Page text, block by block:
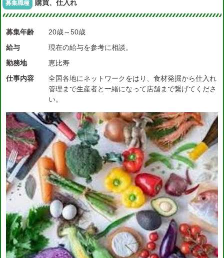
募集職種 購買、仕入れ
募集年齢
20歳～50歳
給与
現在の給与を参考に相談。
勤務地
恵比寿
仕事内容
全国各地にネットワークをはり、食材発掘から仕入れ
管理まで生産者と一緒になって店舗まで繋げてくださ
い。